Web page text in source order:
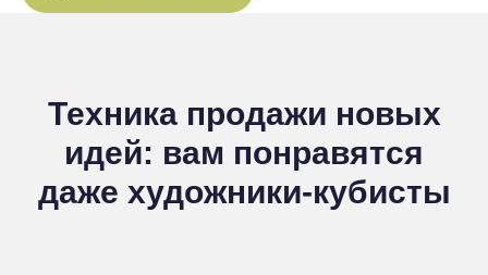
Техника продажи новых
идей: вам понравятся
даже художники-кубисты